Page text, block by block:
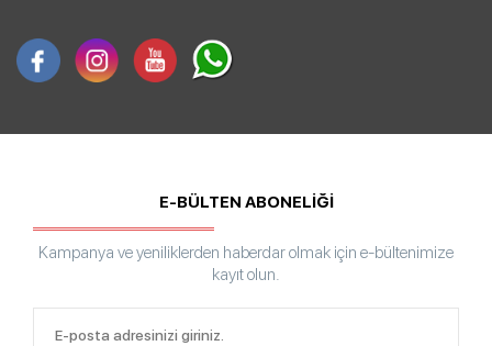
E-BÜLTEN ABONELİĞİ
Kampanya ve yeniliklerden haberdar olmak için e-bültenimize
kayıt olun.